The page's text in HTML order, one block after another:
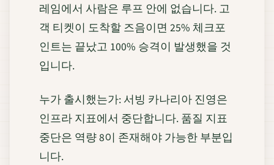
레임에서 사람은 루프 안에 없습니다. 고
객 티켓이 도착할 즈음이면 25% 체크포
인트는 끝났고 100% 승격이 발생했을 것
입니다.
누가 출시했는가: 서빙 카나리아 진영은
인프라 지표에서 중단합니다. 품질 지표
중단은 역량 8이 존재해야 가능한 부분입
니다.